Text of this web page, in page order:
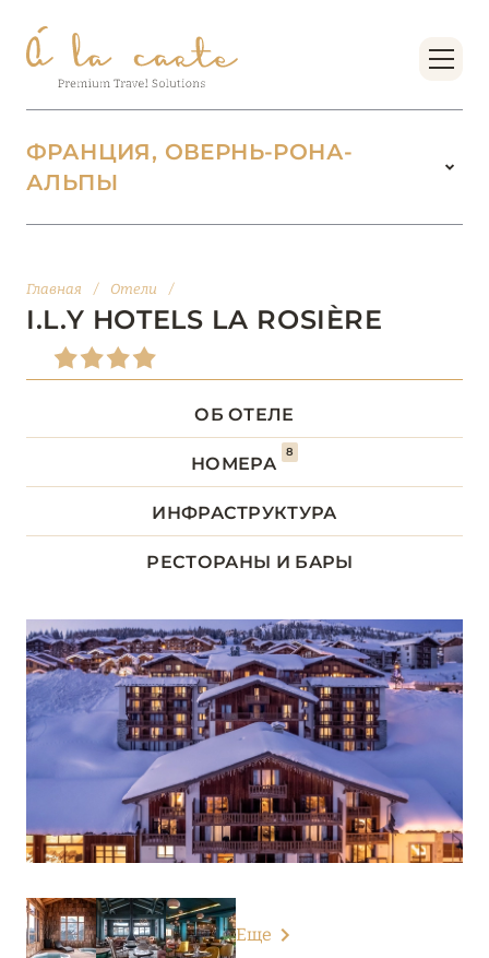
ФРАНЦИЯ, ОВЕРНЬ-РОНА-
АЛЬПЫ
БОРДО (НОВАЯ
АКВИТАНИЯ)
БРЕТАНЬ
БУРГУНДИЯ 2
ДОЛИНА ЛУАРЫ 8
ИЛЬ-ДЕ-ФРАНС
КОРСИКА 2
ЛАЗУРНЫЙ БЕРЕГ 34
НОРМАНДИЯ
О-ДЕ-ФРАНС 3
ОВЕРНЬ-РОНА-АЛЬПЫ 79
Airelles Val d'Isère
Главная / Отели /
I.L.Y HOTELS LA ROSIÈRE
ОБ ОТЕЛЕ
НОМЕРА
8
ИНФРАСТРУКТУРА
РЕСТОРАНЫ И БАРЫ
Еще